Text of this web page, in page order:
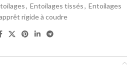
, Entoilages tissés, Entoilages
rigide à coudre